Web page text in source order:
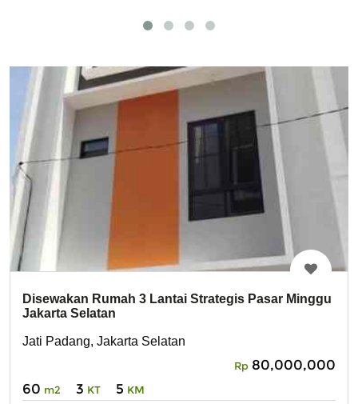
Disewakan Rumah 3 Lantai Strategis Pasar Minggu
Jakarta Selatan
Jati Padang, Jakarta Selatan
Rp 80,000,000
60 m2 3 KT 5 KM